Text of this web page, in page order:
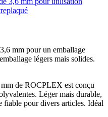
mm pour un emballage
légers mais solides.
de ROCPLEX est conçu
Léger mais durable,
fiable pour divers articles. Idéal